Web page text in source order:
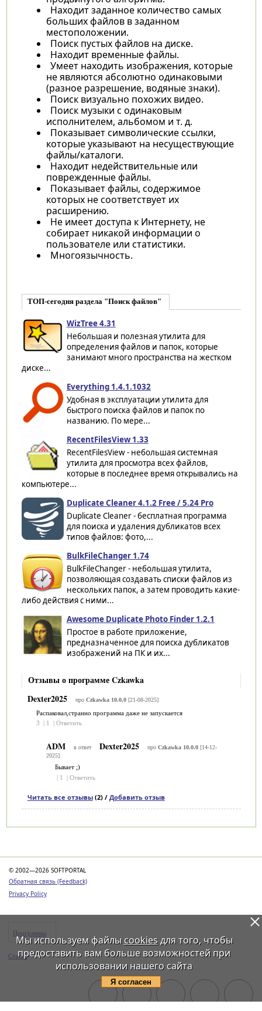
Находит заданное количество самых
больших файлов в заданном
местоположении.
Поиск пустых файлов на диске.
Находит временные файлы.
Умеет находить изображения, которые
не являются абсолютно одинаковыми
(разное разрешение, водяные знаки).
Поиск визуально похожих видео.
Поиск музыки с одинаковым
исполнителем, альбомом и т. д.
Показывает символические ссылки,
которые указывают на несуществующие
файлы/каталоги.
Находит недействительные или
поврежденные файлы.
Показывает файлы, содержимое
которых не соответствует их
расширению.
Не имеет доступа к Интернету, не
собирает никакой информации о
пользователе или статистики.
Многоязычность.
ТОП-сегодня раздела "Поиск файлов"
WizTree 4.31
Небольшая и полезная утилита для
определения файлов и папок, которые
занимают много пространства на жестком
диске...
Everything 1.4.1.1032
Удобная в эксплуатации утилита для
быстрого поиска файлов и папок по
названию. По мере...
RecentFilesView 1.33
RecentFilesView - небольшая системная
утилита для просмотра всех файлов,
которые в последнее время открывались на
компьютере...
Duplicate Cleaner 4.1.2 Free / 5.24 Pro
Duplicate Cleaner - бесплатная программа
для поиска и удаления дубликатов всех
типов файлов: фото,...
BulkFileChanger 1.74
BulkFileChanger - небольшая утилита,
позволяющая создавать списки файлов из
нескольких папок, а затем проводить какие-
либо действия с ними...
Awesome Duplicate Photo Finder 1.2.1
Простое в работе приложение,
предназначенное для поиска дубликатов
изображений на ПК и их...
Отзывы о программе Czkawka
Dexter2025
про Czkawka 10.0.0[21-08-2025]
Распаковал,странно программа даже не запускается
3
1 Ответить
ADM в ответ Dexter2025 про Czkawka 10.0.0[14-12-
2025]
Бывает ;)
| 1 | Ответить
Читать все отзывы(2) / Добавить отзыв
© 2002—2026 SOFTPORTAL
Обратная связь (Feedback)
Privacy Policy
Программы
Статьи
Мы используем файлы cookiesдля того, чтобы
предоставить вам больше возможностей при
использовании нашего сайта